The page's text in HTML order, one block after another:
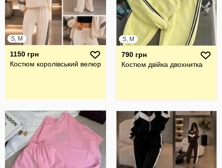
S, M
1150 грн
Костюм королівський велюр
S, M
790 грн
Костюм двійка двохнитка